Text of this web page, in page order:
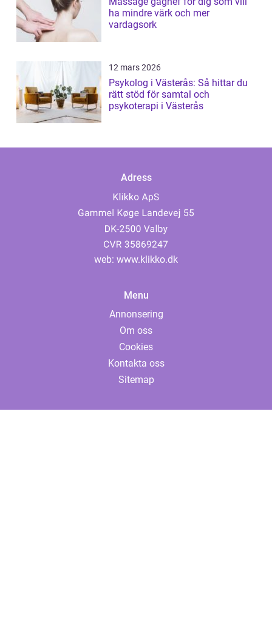
ha mindre värk och mer
vardagsork
12 mars 2026
Psykolog i Västerås: Så hittar du
rätt stöd för samtal och
psykoterapi i Västerås
Adress
web: www.klikko.dk
Menu
Annonsering
Om oss
Cookies
Kontakta oss
Sitemap